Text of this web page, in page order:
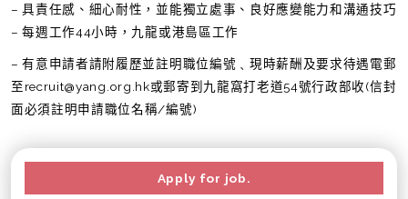
– 具責任感、細心耐性，並能獨立處事、良好應變能力和溝通技巧
– 每週工作44小時，九龍或港島區工作
– 有意申請者請附履歷並註明職位編號﹑現時薪酬及要求待遇電郵
至recruit@yang.org.hk或郵寄到九龍窩打老道54號行政部收(信封
面必須註明申請職位名稱/編號)
Apply for job.